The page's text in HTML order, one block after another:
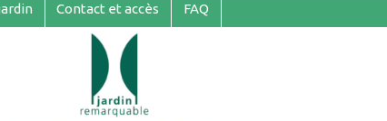
Contact et accès FAQ